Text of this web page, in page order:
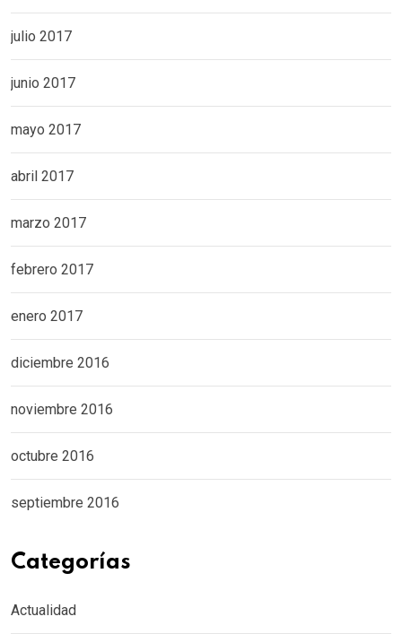
julio 2017
junio 2017
mayo 2017
abril 2017
marzo 2017
febrero 2017
enero 2017
diciembre 2016
noviembre 2016
octubre 2016
septiembre 2016
Categorías
Actualidad